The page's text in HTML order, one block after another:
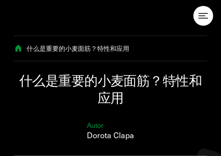
什么是重要的小麦面筋？特性和应用
什么是重要的小麦面筋？特性和
应用
Autor
Dorota Clapa